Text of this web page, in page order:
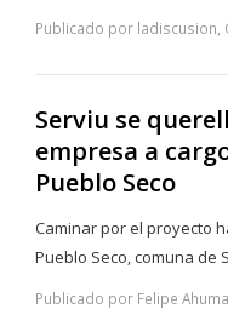
Publicado por ladiscusion,
Serviu se
empresa a
Pueblo Seco
Caminar por el proyecto
Pueblo Seco, comuna de
Publicado por Felipe